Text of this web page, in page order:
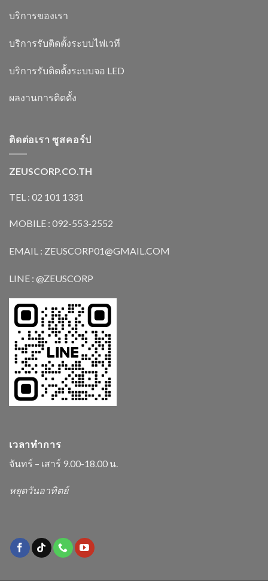
บริการของเรา
บริการรับติดตั้งระบบไฟเวที
บริการรับติดตั้งระบบจอ LED
ผลงานการติดตั้ง
ติดต่อเรา ซูสคอร์ป
ZEUSCORP.CO.TH
TEL : 02 101 1331
MOBILE : 092-553-2552
EMAIL : ZEUSCORP01@GMAIL.COM
LINE : @ZEUSCORP
เวลาทำการ
จันทร์ – เสาร์ 9.00-18.00 น.
หยุดวันอาทิตย์